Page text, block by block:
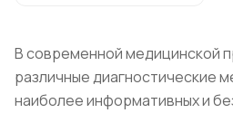
В современной медицинской
различные диагностические
наиболее информативных и